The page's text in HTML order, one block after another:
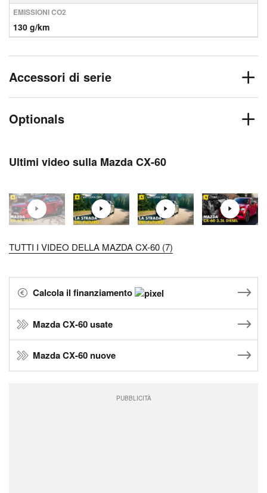
EMISSIONI CO2
130 g/km
Accessori di serie
Optionals
Ultimi video sulla Mazda CX-60
TUTTI I VIDEO DELLA MAZDA CX-60 (7)
Calcola il finanziamento
Mazda CX-60 usate
Mazda CX-60 nuove
PUBBLICITÀ